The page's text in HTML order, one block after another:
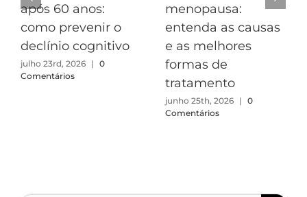
após 60 anos:
como prevenir o
declínio cognitivo
julho 23rd, 2026 | 0
Comentários
menopausa:
entenda as causas
e as melhores
formas de
tratamento
junho 25th, 2026 | 0
Comentários